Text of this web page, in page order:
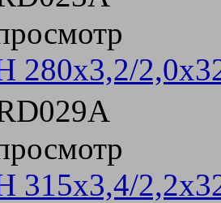
280х3,2/
315х3,4/